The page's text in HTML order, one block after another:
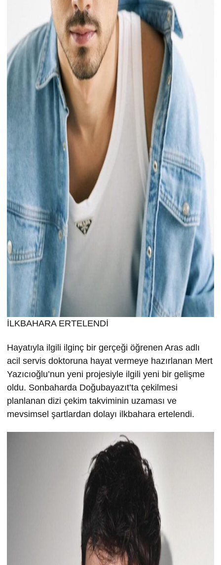
İLKBAHARA ERTELENDİ
Hayatıyla ilgili ilginç bir gerçeği öğrenen Aras adlı
acil servis doktoruna hayat vermeye hazırlanan Mert
Yazıcıoğlu’nun yeni projesiyle ilgili yeni bir gelişme
oldu. Sonbaharda Doğubayazıt’ta çekilmesi
planlanan dizi çekim takviminin uzaması ve
mevsimsel şartlardan dolayı ilkbahara ertelendi.